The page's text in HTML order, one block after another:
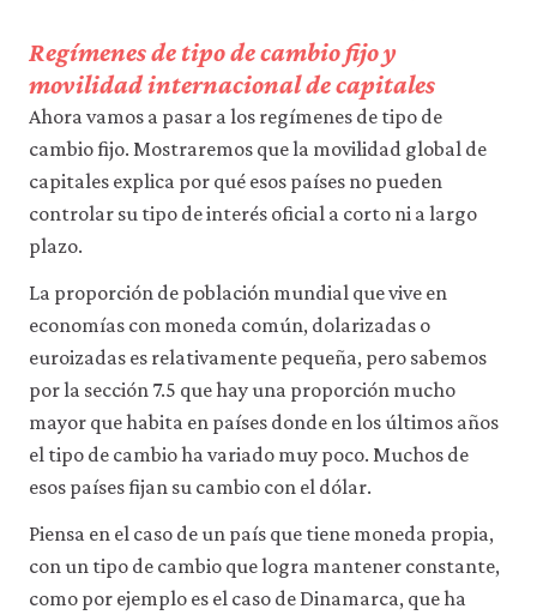
Regímenes de tipo de cambio fijo y
movilidad internacional de capitales
Ahora vamos a pasar a los regímenes de tipo de
cambio fijo. Mostraremos que la movilidad global de
capitales explica por qué esos países no pueden
controlar su tipo de interés oficial a corto ni a largo
plazo.
La proporción de población mundial que vive en
economías con moneda común, dolarizadas o
euroizadas es relativamente pequeña, pero sabemos
por la sección 7.5 que hay una proporción mucho
mayor que habita en países donde en los últimos años
el tipo de cambio ha variado muy poco. Muchos de
esos países fijan su cambio con el dólar.
Piensa en el caso de un país que tiene moneda propia,
con un tipo de cambio que logra mantener constante,
como por ejemplo es el caso de Dinamarca, que ha